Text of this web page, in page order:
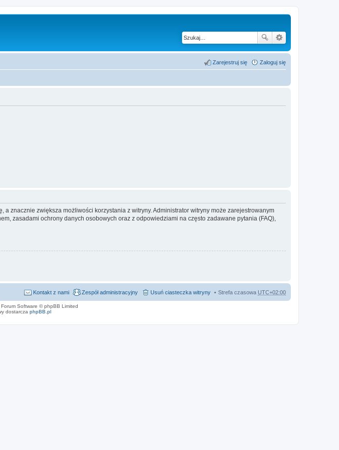
Zaloguj się
Zarejestruj się
znacznie zwiększa możliwości korzystania z witryny. Administrator witryny może zarejestrowanym
zasadami ochrony danych osobowych oraz z odpowiedziami na często zadawane pytania (FAQ),
Strefa czasowa UTC+02:00
Usuń ciasteczka witryny
Zespół administracyjny
Kontakt z nami
Software © phpBB Limited
dostarcza phpBB.pl